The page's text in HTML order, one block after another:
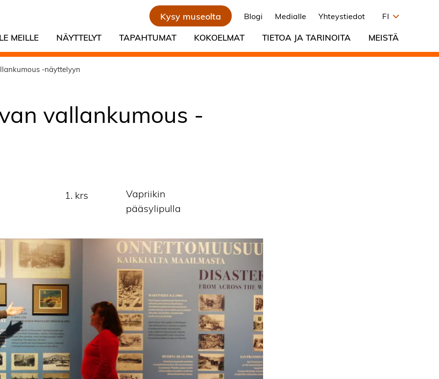
Kysy museolta Blogi Medialle Yhteystiedot FI
MEILLE NÄYTTELYT TAPAHTUMAT KOKOELMAT TIETOA JA TARINOITA MEISTÄ
-näyttelyyn
vallankumous -
1. krs
Vapriikin
pääsylipulla